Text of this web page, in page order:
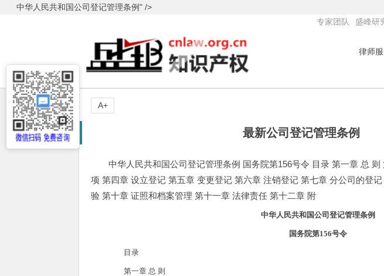
中华人民共和国公司登记管理条例" />
专家团队
盛峰研
律师
最新公司登记管理条例
中华人民共和国公司登记管理条例 国务院第156号令 目录 第一章 总
项 第四章 设立登记 第五章 变更登记 第六章 注销登记 第七章 分公司的登
验 第十章 证照和档案管理 第十一章 法律责任 第十二章 附
中华人民共和国公司登记管理条例
国务院第156号令
目录
第一章 总 则
A+